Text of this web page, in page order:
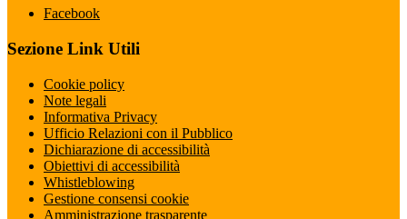
Facebook
Sezione Link Utili
Cookie policy
Note legali
Informativa Privacy
Ufficio Relazioni con il Pubblico
Dichiarazione di accessibilità
Obiettivi di accessibilità
Whistleblowing
Gestione consensi cookie
Amministrazione trasparente